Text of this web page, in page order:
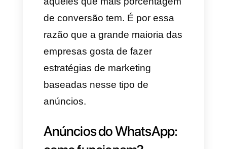
clientes potenciais que
posteriormente viram em
vendas e posicionamento no
mercado.
A ideia desse tipo de
pessoas clicam num anúncio,